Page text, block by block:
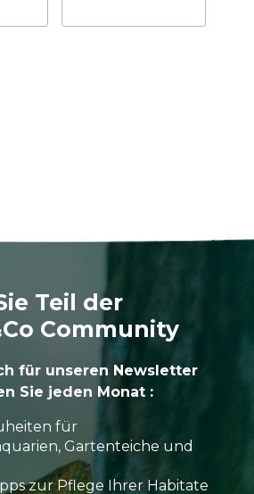
Teil der
Community
für unseren Newsletter
Sie jeden Monat :
für
Gartenteiche und
zur Pflege Ihrer Habitate